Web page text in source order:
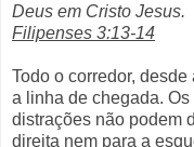
Deus em Cristo Jesus.
Filipenses 3:13-14
Todo o corredor,
a linha de chegada.
distrações não podem
direita nem para a